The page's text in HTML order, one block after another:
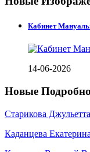
Кабинет
14-06-2026
Новые
Старикова
Каданцева